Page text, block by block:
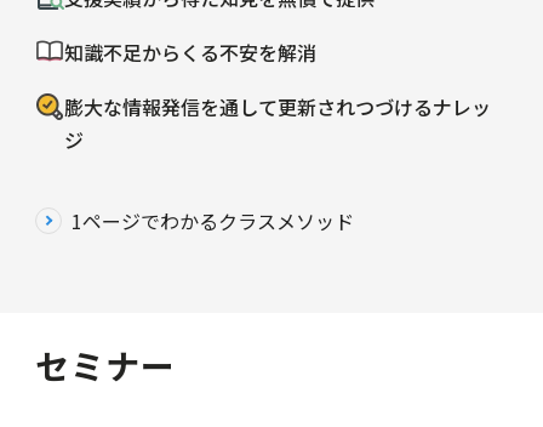
知識不足からくる不安を解消
膨大な情報発信を通して更新されつづけるナレッ
ジ
1ページでわかるクラスメソッド
セミナー